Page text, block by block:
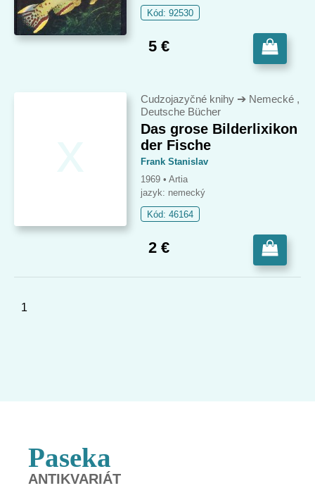
Kód: 92530
5 €
Cudzojazyčné knihy ➔ Nemecké ,
Deutsche Bücher
Das grose Bilderlixikon
der Fische
Frank Stanislav
1969 • Artia
jazyk: nemecký
Kód: 46164
2 €
1
Paseka
ANTIKVARIÁT